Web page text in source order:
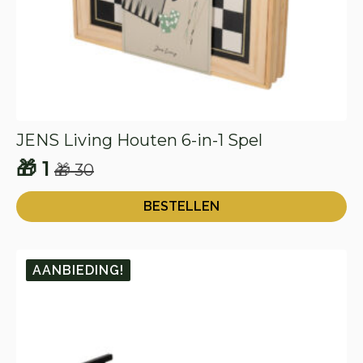
JENS Living Houten 6-in-1 Spel
🎁30
Oorspronkelijke
prijs
was:
🎁 1
Huidige
prijs
is:
BESTELLEN
AANBIEDING!